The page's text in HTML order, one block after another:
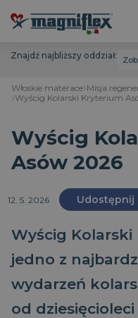
Znajdź najbliższy oddział:
Włoskie materace Misja
Wyścig Kolarski Kryterium
Wyścig
Asów 2026
12. 5. 2026 Udostępnij
Wyścig
jedno z
wydarzeń
od